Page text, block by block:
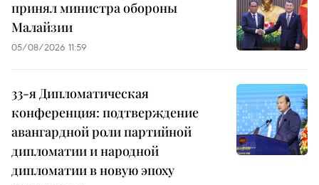
принял министра обороны
Малайзии
05/08/2026 11:59
33-я Дипломатическая
конференция: подтверждение
авангардной роли партийной
дипломатии и народной
дипломатии в новую эпоху